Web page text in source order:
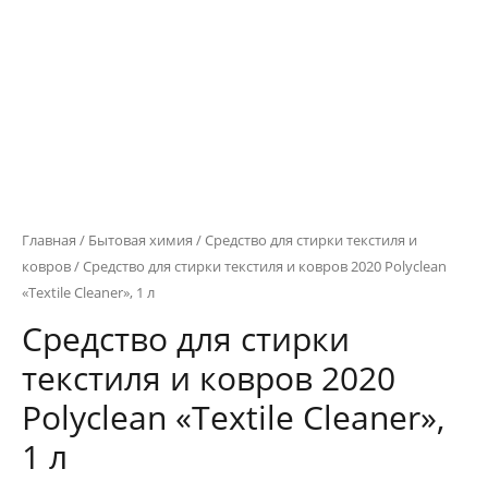
Главная / Бытовая химия /Средство для стирки текстиля и
ковров/ Средство для стирки текстиля и ковров 2020 Polyclean
«Textile Cleaner», 1 л
Средство для стирки
текстиля и ковров 2020
Polyclean «Textile Cleaner»,
1 л